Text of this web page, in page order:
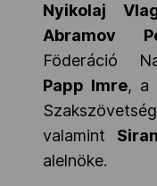
Nyikolaj
Abramov
Föderáció
Papp Imre, a
valamint
alelnöke.